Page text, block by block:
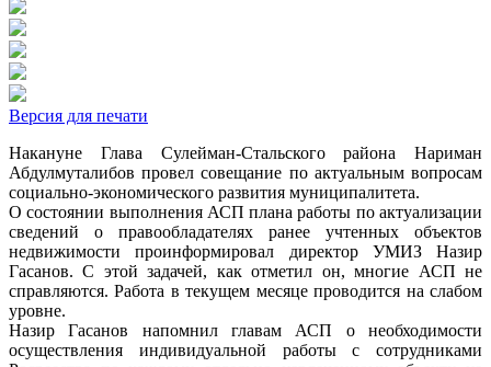
Версия для печати
Накануне Глава Сулейман-Стальского района Нариман
Абдулмуталибов провел совещание по актуальным вопросам
социально-экономического развития муниципалитета.
О состоянии выполнения АСП плана работы по актуализации
сведений о правообладателях ранее учтенных объектов
недвижимости проинформировал директор УМИЗ Назир
Гасанов. С этой задачей, как отметил он, многие АСП не
справляются. Работа в текущем месяце проводится на слабом
уровне.
Назир Гасанов напомнил главам АСП о необходимости
осуществления индивидуальной работы с сотрудниками